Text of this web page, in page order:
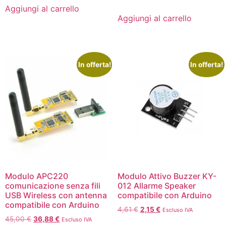
Aggiungi al carrello
Aggiungi al carrello
In offerta!
Modulo APC220
comunicazione senza fili
USB Wireless con antenna
compatibile con Arduino
45,00€ 36,88€ Escluso IVA
In offerta!
Modulo Attivo Buzzer KY-
012 Allarme Speaker
compatibile con Arduino
4,61€ 2,15€ Escluso IVA